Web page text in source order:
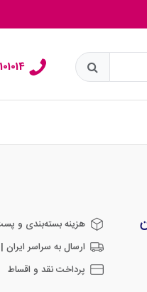
هزینه بسته‌بندی و پست بالای 3
ارسال به سراسر ایران | تحویل
پرداخت نقد و اقساط